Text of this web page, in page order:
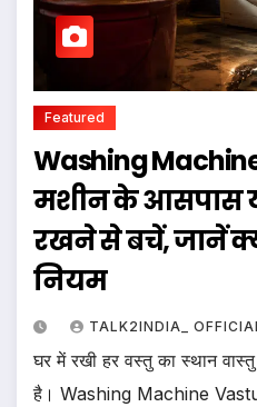
Featured
Washing
मशीन के आसपास
रखने से बचें, जानें
नियम
TALK2INDIA_
घर में रखी हर वस्तु का स्थान वास्तु
है। Washing Machine